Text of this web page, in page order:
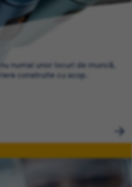
numai unor locuri de muncă,
construite cu scop.